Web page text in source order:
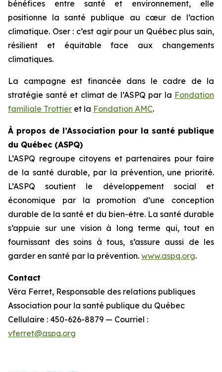
bénéfices entre santé et environnement, elle
positionne la santé publique au cœur de l’action
climatique. Oser : c’est agir pour un Québec plus sain,
résilient et équitable face aux changements
climatiques.
La campagne est financée dans le cadre de la
stratégie santé et climat de l’ASPQ par la Fondation
familiale Trottier et la Fondation AMC.
À propos de l’Association pour la santé publique
du Québec (ASPQ)
L’ASPQ regroupe citoyens et partenaires pour faire
de la santé durable, par la prévention, une priorité.
L’ASPQ soutient le développement social et
économique par la promotion d’une conception
durable de la santé et du bien-être. La santé durable
s’appuie sur une vision à long terme qui, tout en
fournissant des soins à tous, s’assure aussi de les
garder en santé par la prévention. www.aspq.org.
Contact
Véra Ferret, Responsable des relations publiques
Association pour la santé publique du Québec
Cellulaire : 450-626-8879 — Courriel :
vferret@aspq.org